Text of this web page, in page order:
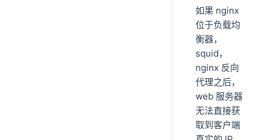
如果 nginx
位于负载均
衡器，
squid，
nginx 反向
代理之后，
web 服务器
无法直接获
取到客户端